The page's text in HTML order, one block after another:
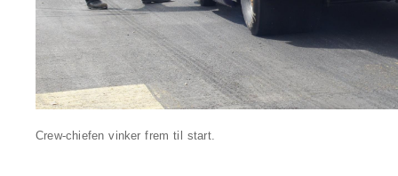
Crew-chiefen vinker frem til start.